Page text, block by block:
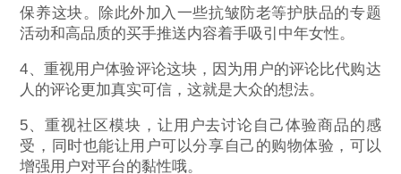
保养这块。除此外加入一些抗皱防老等护肤品的专题
活动和高品质的买手推送内容着手吸引中年女性。
4、重视用户体验评论这块，因为用户的评论比代购达
人的评论更加真实可信，这就是大众的想法。
5、重视社区模块，让用户去讨论自己体验商品的感
受，同时也能让用户可以分享自己的购物体验，可以
增强用户对平台的黏性哦。